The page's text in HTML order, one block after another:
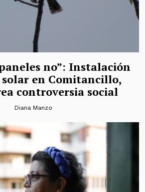
no”: Instalación
en Comitancillo,
controversia social
Diana Manzo